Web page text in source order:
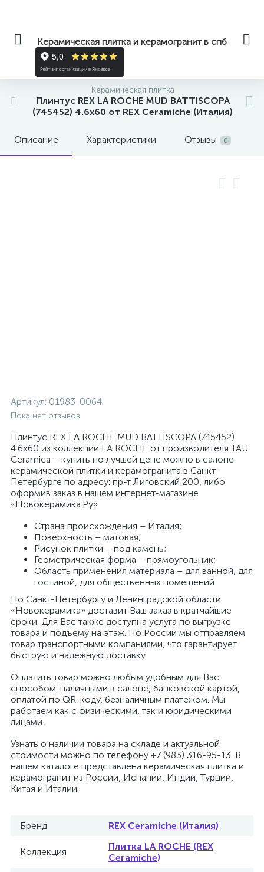
Керамическая плитка и керамогранит в спб
Керамическая плитка
Плинтус REX LA ROCHE MUD BATTISCOPA
(745452) 4.6x60 от REX Ceramiche (Италия)
Описание Характеристики Отзывы 0
Артикул: 01983-0064
Пока нет отзывов
Плинтус REX LA ROCHE MUD BATTISCOPA (745452)
4.6x60 из коллекции LA ROCHE от производителя TAU
Ceramica – купить по лучшей цене можно в салоне
керамической плитки и керамогранита в Санкт-
Петербурге по адресу: пр-т Лиговский 200, либо
оформив заказ в нашем интернет-магазине
«Новокерамика.Ру».
Страна происхождения – Италия;
Поверхность – матовая;
Рисунок плитки – под камень;
Геометрическая форма – прямоугольник;
Область применения материала – для ванной, для
гостиной, для общественных помещений.
По Санкт-Петербургу и Ленинградской области
«Новокерамика» доставит Ваш заказ в кратчайшие
сроки. Для Вас также доступна услуга по выгрузке
товара и подъему на этаж. По России мы отправляем
товар транспортными компаниями, что гарантирует
быструю и надежную доставку.
Оплатить товар можно любым удобным для Вас
способом: наличными в салоне, банковской картой,
оплатой по QR-коду, безналичным платежом. Мы
работаем как с физическими, так и юридическими
лицами.
Узнать о наличии товара на складе и актуальной
стоимости можно по телефону +7 (983) 316-95-13. В
нашем каталоге представлена керамическая плитка и
керамогранит из России, Испании, Индии, Турции,
Китая и Италии.
Бренд REX Ceramiche (Италия)
Коллекция
Плитка LA ROCHE (REX
Ceramiche)